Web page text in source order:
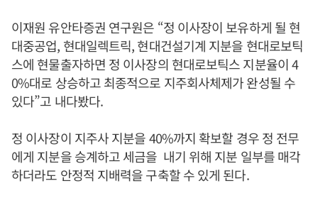
이재원 유안타증권 연구원은 “정 이사장이 보유하게 될 현
대중공업, 현대일렉트릭, 현대건설기계 지분을 현대로보틱
스에 현물출자하면 정 이사장의 현대로보틱스 지분율이 4
0%대로 상승하고 최종적으로 지주회사체제가 완성될 수
있다”고 내다봤다.
정 이사장이 지주사 지분을 40%까지 확보할 경우 정 전무
에게 지분을 승계하고 세금을 내기 위해 지분 일부를 매각
하더라도 안정적 지배력을 구축할 수 있게 된다.